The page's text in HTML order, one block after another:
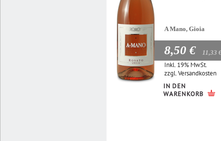
A Mano, Gioia
8,50 € 11,33
Inkl. 19% MwSt.
zzgl.Versandkosten
IN DEN
WARENKORB